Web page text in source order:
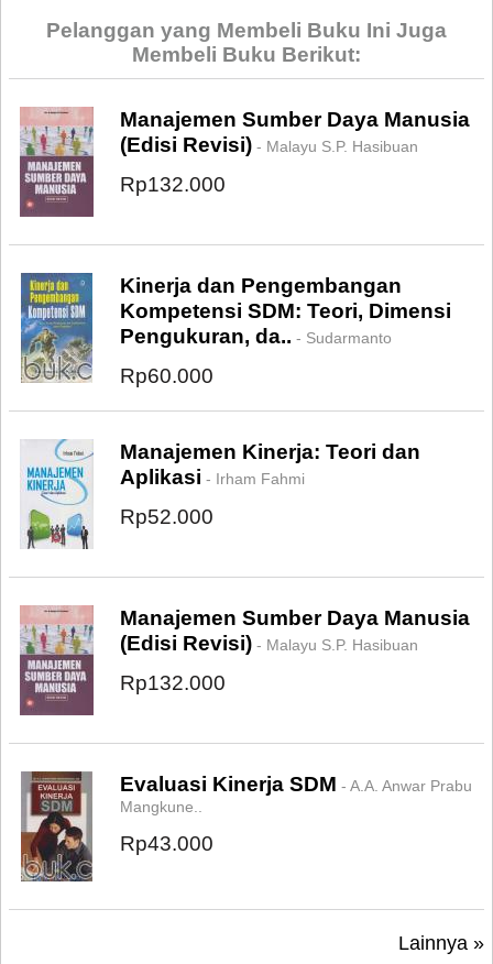
Pelanggan yang Membeli Buku Ini Juga
Membeli Buku Berikut:
Manajemen Sumber Daya Manusia
(Edisi Revisi) - Malayu S.P. Hasibuan
Rp132.000
Kinerja dan Pengembangan
Kompetensi SDM: Teori, Dimensi
Pengukuran, da.. - Sudarmanto
Rp60.000
Manajemen Kinerja: Teori dan
Aplikasi - Irham Fahmi
Rp52.000
Manajemen Sumber Daya Manusia
(Edisi Revisi) - Malayu S.P. Hasibuan
Rp132.000
Evaluasi Kinerja SDM - A.A. Anwar Prabu
Mangkune..
Rp43.000
Lainnya »